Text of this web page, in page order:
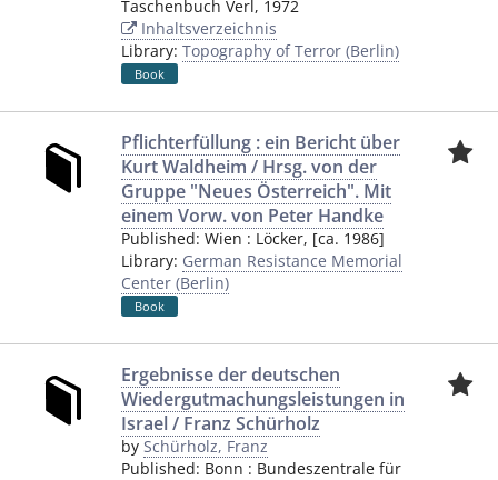
Taschenbuch Verl , 1972
Inhaltsverzeichnis
Library: Topography of Terror (Berlin)
Book
Pflichterfüllung : ein Bericht über
Kurt Waldheim / Hrsg. von der
Gruppe "Neues Österreich". Mit
einem Vorw. von Peter Handke
Published: Wien : Löcker, [ca. 1986]
Library: German Resistance Memorial
Center (Berlin)
Book
Ergebnisse der deutschen
Wiedergutmachungsleistungen in
Israel / Franz Schürholz
by Schürholz, Franz
Published: Bonn : Bundeszentrale für